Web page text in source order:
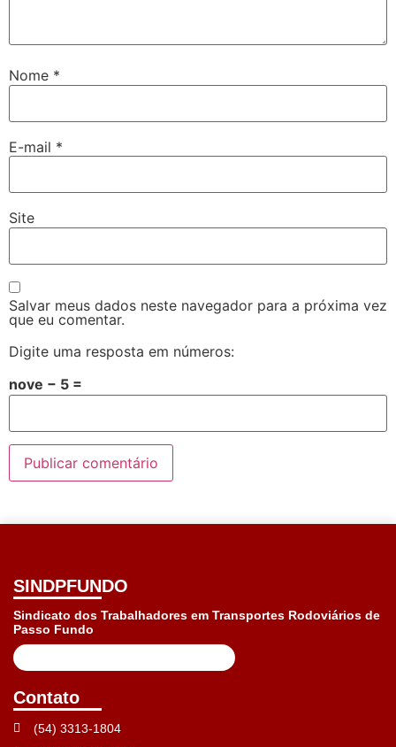
Nome *
E-mail *
Site
Salvar meus dados neste navegador para a próxima vez
que eu comentar.
Digite uma resposta em números:
nove − 5 =
SINDPFUNDO
Sindicato dos Trabalhadores em Transportes Rodoviários de
Passo Fundo
Contato
(54) 3313-1804